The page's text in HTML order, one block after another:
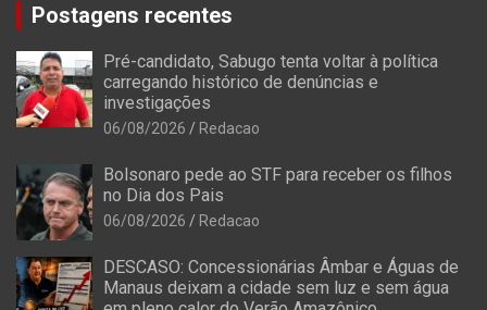
Postagens recentes
Pré-candidato, Sabugo tenta voltar à política
carregando histórico de denúncias e
investigações
06/08/2026 Redacao
Bolsonaro pede ao STF para receber os filhos
no Dia dos Pais
06/08/2026 Redacao
DESCASO: Concessionárias Âmbar e Águas de
Manaus deixam a cidade sem luz e sem água